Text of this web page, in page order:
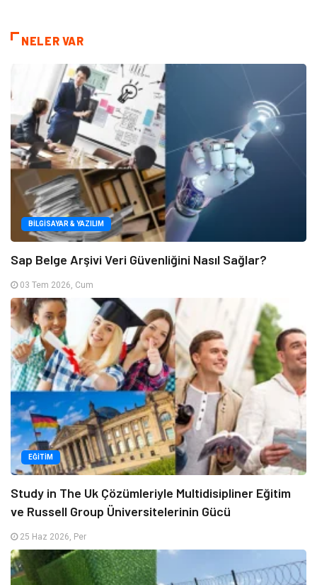
NELER VAR
BILGISAYAR & YAZILIM
Sap Belge Arşivi Veri Güvenliğini Nasıl Sağlar?
03 Tem 2026, Cum
EĞITIM
Study in The Uk Çözümleriyle Multidisipliner Eğitim
ve Russell Group Üniversitelerinin Gücü
25 Haz 2026, Per